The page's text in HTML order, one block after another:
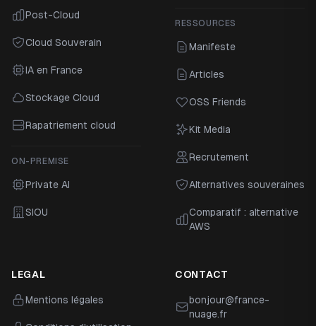
Post-Cloud
Cloud Souverain
IA en France
Stockage Cloud
Rapatriement cloud
ON-PREMISE
Private AI
SIOU
RESSOURCES
Manifeste
Articles
OSS Friends
Kit Media
Recrutement
Alternatives souveraines
Comparatif : alternative
AWS
LEGAL
Mentions légales
CONTACT
bonjour@france-
nuage.fr